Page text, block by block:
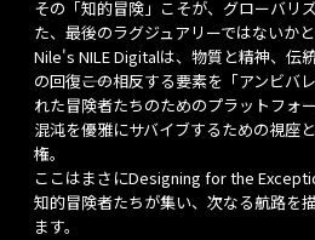
その「知的冒険」こそが、グローバリ
た、最後のラグジュアリーではないかと
Nile's NILE Digitalは、物質と精神、伝
の回復――この相反する要素を「アンビ
れた冒険者たちのためのプラットフォー
混沌を優雅にサバイブするための視座
権。
ここはまさにDesigning for the
知的冒険者たちが集い、次なる航路を
ます。